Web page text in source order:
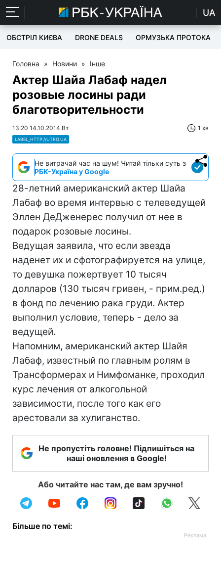
UA
ОБСТРІЛ КИЄВА DRONE DEALS ОРМУЗЬКА ПРОТОКА
Головна » Новини » Інше
Актер Шайа Лабаф надел
розовые лосины ради
благотворительности
13:20 14.10.2014 Вт 1 хв
LABEL_HTTP://UTRO.UA
Не витрачай час на шум! Читай тільки суть з
РБК-Україна у Google
28-летний американский актер Шайа
Лабаф во время интервью с телеведущей
Эллен ДеДженерес получил от нее в
подарок розовые лосины.
Ведущая заявила, что если звезда
наденет их и сфотографируется на улице,
то девушка пожертвует 10 тысяч
долларов (130 тысяч гривен, - прим.ред.)
в фонд по лечению рака груди. Актер
выполнил условие, теперь - дело за
ведущей.
Напомним, американский актер Шайя
Лабаф, известный по главным ролям в
Трансформерах и Нимфоманке, проходил
курс лечения от алкогольной
зависимости, после того как его
арестовали за хулиганство.
Не пропустіть головне! Підпишіться на
наші оновлення в Google!
Або читайте нас там, де вам зручно!
Більше по темі: